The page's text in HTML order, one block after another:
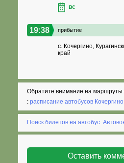
вс
19:38 прибытие
с. Кочергино,
край
Обратите внимание на маршруты
:расписание автобусов
Поиск билетов на автобус: